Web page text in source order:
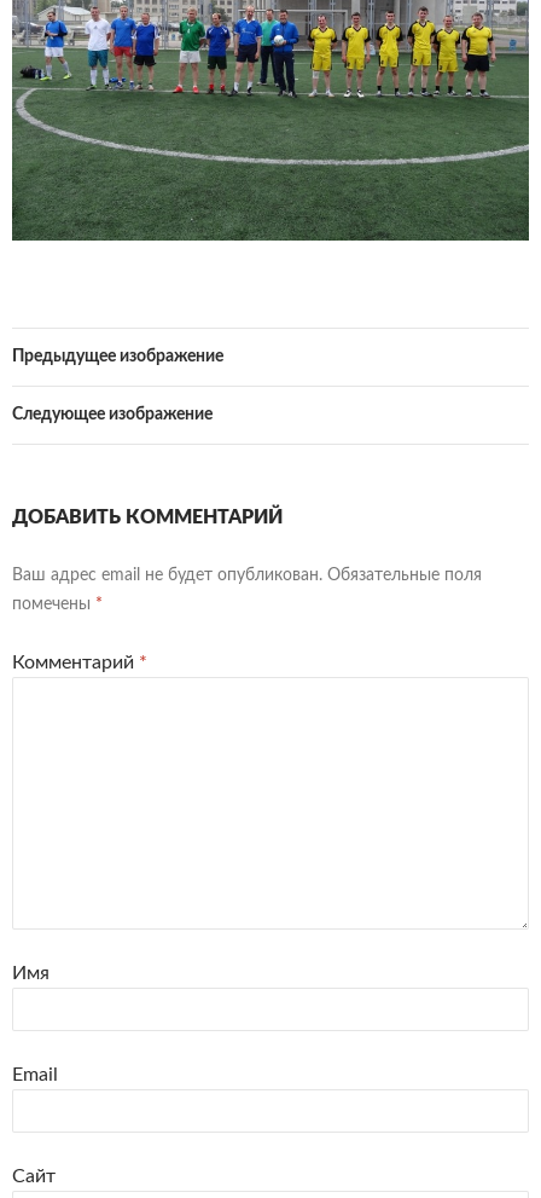
Предыдущее изображение
Следующее изображение
ДОБАВИТЬ КОММЕНТАРИЙ
Ваш адрес email не будет опубликован. Обязательные поля
помечены *
Комментарий *
Имя
Email
Сайт